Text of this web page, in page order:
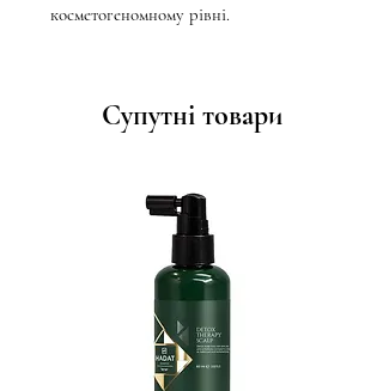
косметогеномному рівні.
Супутні товари